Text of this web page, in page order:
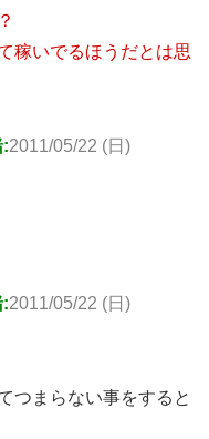
稼いでるほうだとは思
:2011/05/22 (日)
:2011/05/22 (日)
つまらない事をすると